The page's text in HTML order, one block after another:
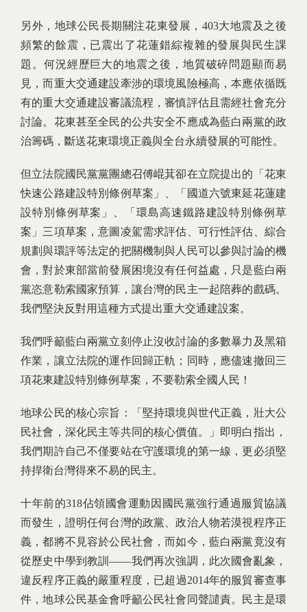
另外，地球公民長期關注花東發展，403大地震及之後
頻繁的餘震，已震出了花蓮錯綜複雜的發展與民生課
題。何況經歷巨大的地震之後，地質破碎問題顯而易
見，而重大交通建設牽涉的環境風險極高，本應依循既
有的重大交通建設審議流程，審慎評估且需經社會充分
討論。花東甚至全民的公共安全不應成為藍白兩黨的政
治籌碼，斷送花東環境正義與全台永續發展的可能性。
但立法院國民黨黨團總召傅崐萁卻在立院提出的「花東
快速公路建設特別條例草案」、「國道六號東延花蓮建
設特別條例草案」、「環島高速鐵路建設特別條例草
案」三項草案，意圖凌駕需求評估、可行性評估、綜合
規劃與環評等法定的把關機制與人民可以參與討論的機
會，對於東部當前發展困境沒有任何益處，只是藍白兩
黨恣意勒索國家預算，讓台灣的民主一起陪葬的戲碼。
我們堅決反對用這種方式提出重大交通建設案。
我們呼籲藍白兩黨立刻停止沒收討論的多數暴力及黑箱
作業，讓立法院的運作回歸正軌；同時，應儘速撤回三
項花東建設特別條例草案，不要勒索全國人民！
地球公民的核心宗旨：「堅持環境與世代正義，壯大公
民社會，深化民主等共同的核心價值。」即明白指出，
我們期許自己不僅要站在守護環境的第一線，更必須堅
持捍衛台灣得來不易的民主。
十年前的318佔領國會運動因國民黨強行通過服貿協議
而發生，證明任何台灣的政黨、政治人物若漠視程序正
義，都將不見容於公民社會，而如今，藍白兩黨竟沒有
從歷史中學到教訓——我們再次強調，此次國會亂象，
違反程序正義的嚴重程度，已超過2014年的服貿審查事
件，地球公民基金會呼籲公民社會同聲譴責。民主是環